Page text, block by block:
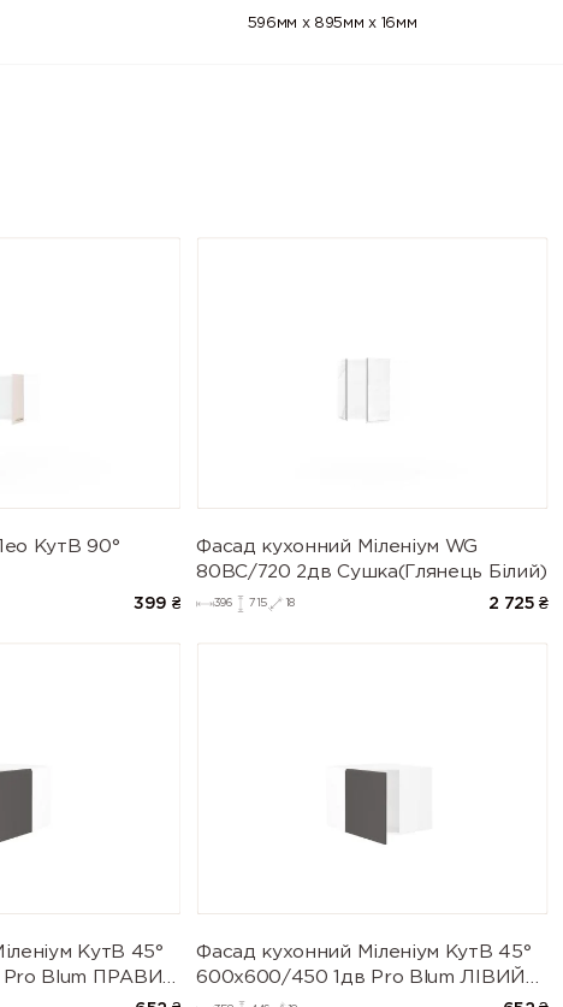
596мм x 895мм x 16мм
КутВ 90°
399 ₴
Фасад кухонний Міленіум WG
80ВС/720 2дв Сушка(Глянець Білий)
396 715 18 2 725 ₴
КутВ 45°
Blum ПРАВИЙ
Фасад кухонний Міленіум КутВ 45°
600х600/450 1дв Pro Blum ЛІВИЙ
(напівмат)